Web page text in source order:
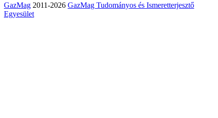
GazMag 2011-2026 GazMag Tudományos és Ismeretterjesztő
Egyesület